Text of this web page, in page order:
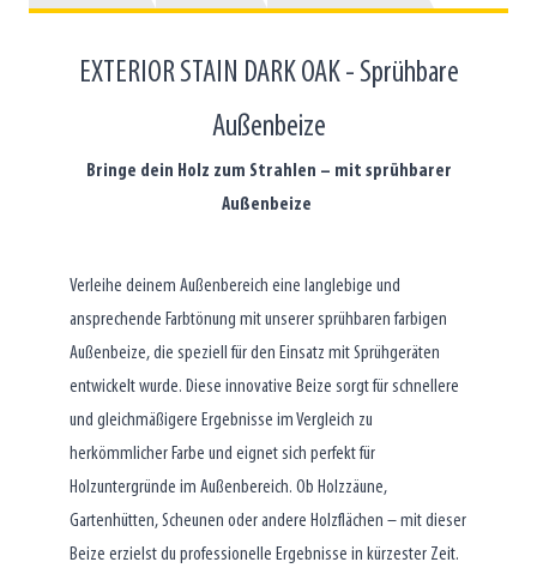
EXTERIOR STAIN DARK OAK - Sprühbare
Außenbeize
Bringe dein Holz zum Strahlen – mit sprühbarer
Außenbeize
Verleihe deinem Außenbereich eine langlebige und
ansprechende Farbtönung mit unserer sprühbaren farbigen
Außenbeize, die speziell für den Einsatz mit Sprühgeräten
entwickelt wurde. Diese innovative Beize sorgt für schnellere
und gleichmäßigere Ergebnisse im Vergleich zu
herkömmlicher Farbe und eignet sich perfekt für
Holzuntergründe im Außenbereich. Ob Holzzäune,
Gartenhütten, Scheunen oder andere Holzflächen – mit dieser
Beize erzielst du professionelle Ergebnisse in kürzester Zeit.